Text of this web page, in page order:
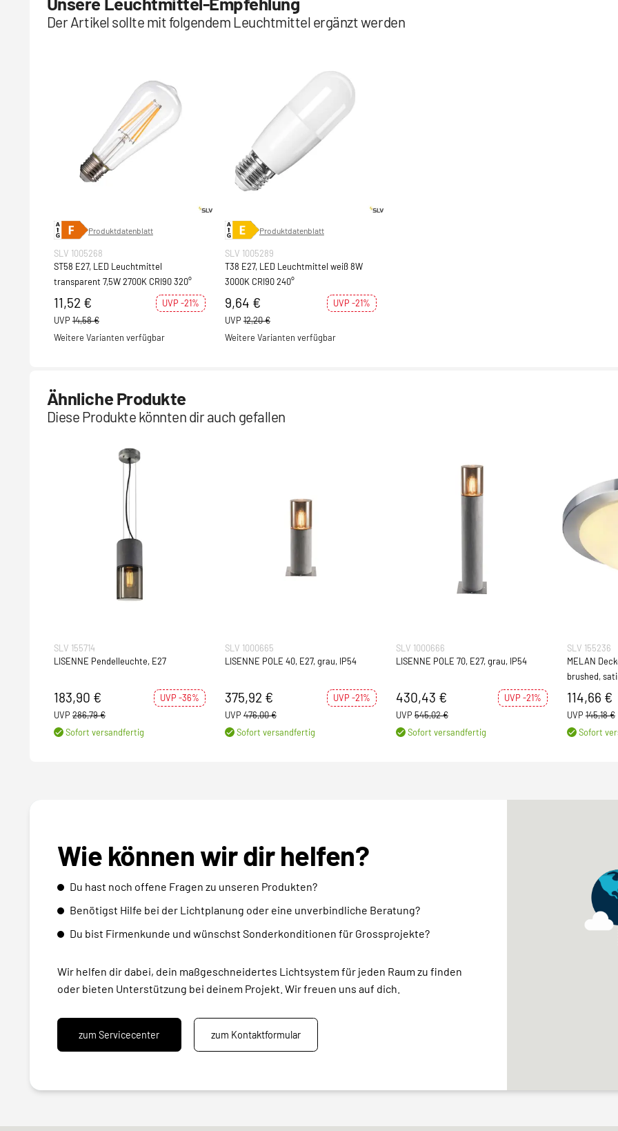
Der Artikel sollte mit folgendem Leuchtmittel ergänzt werden
Produktdatenblatt
SLV 1005268
ST58 E27, LED Leuchtmittel
transparent 7,5W 2700K CRI90 320°
11,52 €
UVP -21%
UVP 14,58 €
Weitere Varianten verfügbar
Produktdatenblatt
SLV 1005289
T38 E27, LED Leuchtmittel weiß 8W
3000K CRI90 240°
9,64 €
UVP -21%
UVP 12,20 €
Weitere Varianten verfügbar
Ähnliche Produkte
Diese Produkte könnten dir auch gefallen
SLV 155714
LISENNE Pendelleuchte, E27
183,90 €
UVP -36%
UVP 286,79 €
Sofort versandfertig
SLV 1000665
LISENNE POLE 40, E27, grau, IP54
375,92 €
UVP -21%
UVP 476,00 €
Sofort versandfertig
SLV 1000666
LISENNE POLE 70, E27, grau, IP54
430,43 €
UVP -21%
UVP 545,02 €
Sofort versandfertig
SLV 155236
MELAN
brushed,
60W
114,66 €
UVP 145,18 €
Sofort
Wie können wir dir helfen?
Du hast noch offene Fragen zu unseren Produkten?
Benötigst Hilfe bei der Lichtplanung oder eine unverbindliche Beratung?
Du bist Firmenkunde und wünschst Sonderkonditionen für Grossprojekte?
Wir helfen dir dabei, dein maßgeschneidertes Lichtsystem für jeden Raum zu finden
oder bieten Unterstützung bei deinem Projekt. Wir freuen uns auf dich.
zum Servicecenter zum Kontaktformular